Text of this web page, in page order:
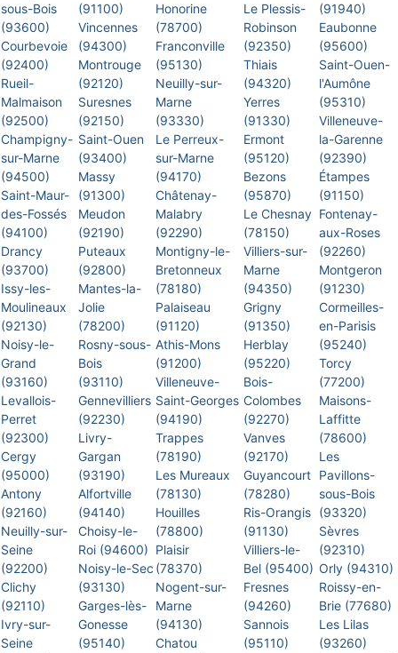
sous-Bois
(93600)
Courbevoie
(92400)
Rueil-
Malmaison
(92500)
Champigny-
sur-Marne
(94500)
Saint-Maur-
des-Fossés
(94100)
Drancy
(93700)
Issy-les-
Moulineaux
(92130)
Noisy-le-
Grand
(93160)
Levallois-
Perret
(92300)
Cergy
(95000)
Antony
(92160)
Neuilly-sur-
Seine
(92200)
Clichy
(92110)
Ivry-sur-
Seine
(91100)
Vincennes
(94300)
Montrouge
(92120)
Suresnes
(92150)
Saint-Ouen
(93400)
Massy
(91300)
Meudon
(92190)
Puteaux
(92800)
Mantes-la-
Jolie
(78200)
Rosny-sous-
Bois
(93110)
Gennevilliers
(92230)
Livry-
Gargan
(93190)
Alfortville
(94140)
Choisy-le-
Roi (94600)
Noisy-le-Sec
(93130)
Garges-lès-
Gonesse
(95140)
Honorine
(78700)
Franconville
(95130)
Neuilly-sur-
Marne
(93330)
Le Perreux-
sur-Marne
(94170)
Châtenay-
Malabry
(92290)
Montigny-le-
Bretonneux
(78180)
Palaiseau
(91120)
Athis-Mons
(91200)
Villeneuve-
Saint-Georges
(94190)
Trappes
(78190)
Les Mureaux
(78130)
Houilles
(78800)
Plaisir
(78370)
Nogent-sur-
Marne
(94130)
Chatou
Le Plessis-
Robinson
(92350)
Thiais
(94320)
Yerres
(91330)
Ermont
(95120)
Bezons
(95870)
Le Chesnay
(78150)
Villiers-sur-
Marne
(94350)
Grigny
(91350)
Herblay
(95220)
Bois-
Colombes
(92270)
Vanves
(92170)
Guyancourt
(78280)
Ris-Orangis
(91130)
Villiers-le-
Bel (95400)
Fresnes
(94260)
Sannois
(95110)
(91940)
Eaubonne
(95600)
Saint-Ouen-
l'Aumône
(95310)
Villeneuve-
la-Garenne
(92390)
Étampes
(91150)
Fontenay-
aux-Roses
(92260)
Montgeron
(91230)
Cormeilles-
en-Parisis
(95240)
Torcy
(77200)
Maisons-
Laffitte
(78600)
Les
Pavillons-
sous-Bois
(93320)
Sèvres
(92310)
Orly (94310)
Roissy-en-
Brie (77680)
Les Lilas
(93260)